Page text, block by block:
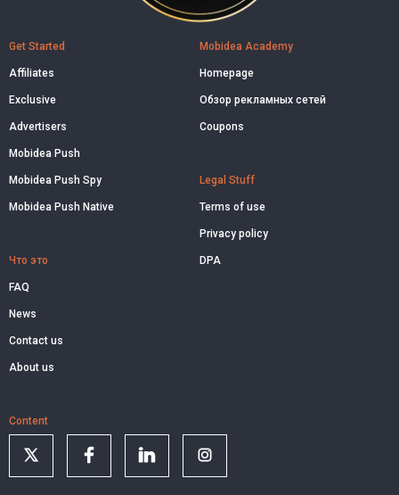
Get Started
Affiliates
Exclusive
Advertisers
Mobidea Push
Mobidea Push Spy
Mobidea Push Native
Что это
FAQ
News
Contact us
About us
Mobidea Academy
Homepage
Обзор рекламных сетей
Coupons
Legal Stuff
Terms of use
Privacy policy
DPA
Content